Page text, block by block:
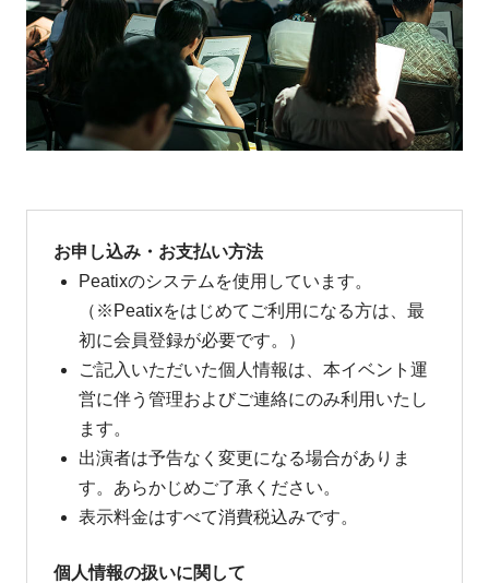
お申し込み・お支払い方法
Peatixのシステムを使用しています。
（※Peatixをはじめてご利用になる方は、最
初に会員登録が必要です。）
ご記入いただいた個人情報は、本イベント運
営に伴う管理およびご連絡にのみ利用いたし
ます。
出演者は予告なく変更になる場合がありま
す。あらかじめご了承ください。
表示料金はすべて消費税込みです。
個人情報の扱いに関して